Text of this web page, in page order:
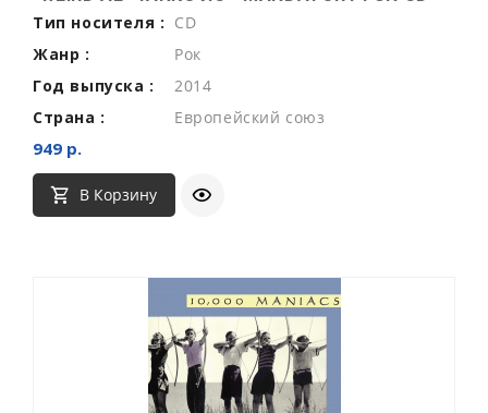
Тип носителя : CD
Жанр :
Рок
Год выпуска :
2014
Страна :
Европейский союз
949 р.
В Корзину